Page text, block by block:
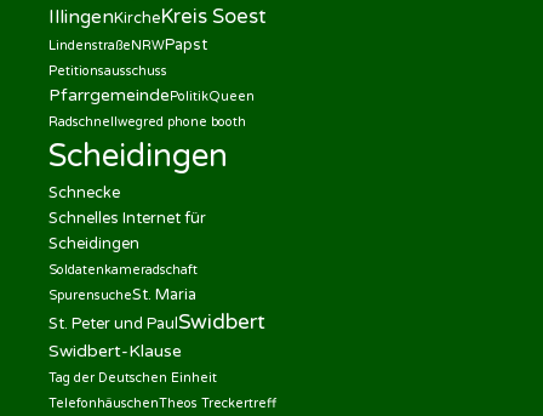
IllingenKircheKreis Soest
LindenstraßeNRWPapst
Petitionsausschuss
PfarrgemeindePolitikQueen
Radschnellwegred phone booth
Scheidingen
Schnecke
Schnelles Internet für
Scheidingen
Soldatenkameradschaft
SpurensucheSt. Maria
St. Peter und PaulSwidbert
Swidbert-Klause
Tag der Deutschen Einheit
TelefonhäuschenTheos Treckertreff